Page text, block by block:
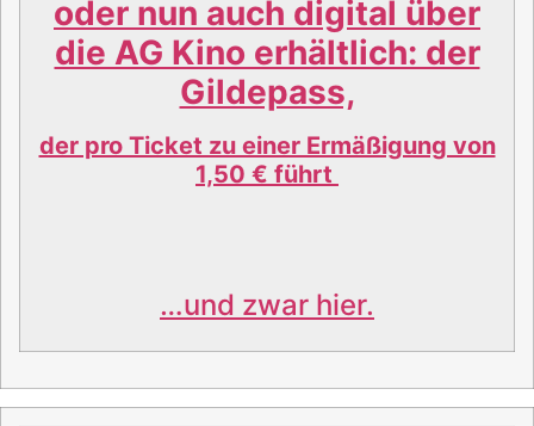
oder nun auch digital über
die AG Kino erhältlich: der
Gildepass,
der pro Ticket zu einer Ermäßigung von
1,50 € führt
…und zwar hier.